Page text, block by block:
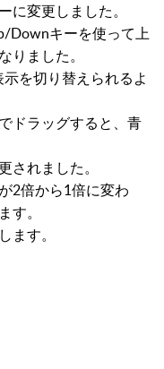
に変更しました。
Downキーを使って上
りました。
を切り替えられるよ
ドラッグすると、青
されました。
2倍から1倍に変わ
す。
ます。